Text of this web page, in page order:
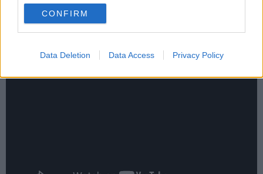
use your data for below specified purposes in below Google
consent section.
CONFIRM
Data Deletion Data Access Privacy Policy
mycket mer underhållande än vuxnas.
Se klippet nedan som blivit en viral succé på nätet: